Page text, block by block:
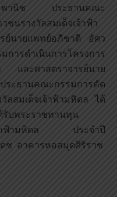
ณ์ พานิช ประธานคณะ
ชนรางวัลสมเด็จเจ้าฟ้า
ยแพทย์อภิชาติ อัศว
ดำเนินการโครงการ
ล และศาสตราจารย์นาย
ธานคณะกรรมการคัด
ลสมเด็จเจ้าฟ้ามหิดล ได้
รับพระราชทานทุน
เจ้าฟ้ามหิดล ประจำปี
ช อาคารหอสมุดศิริราช